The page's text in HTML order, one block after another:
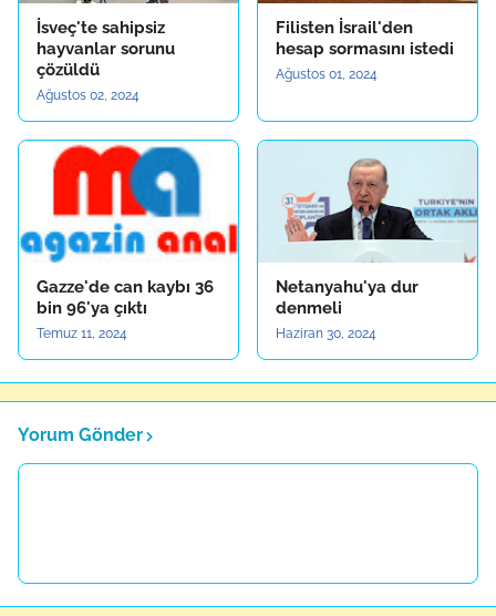
İsveç'te sahipsiz
hayvanlar sorunu
çözüldü
Ağustos 02, 2024
Filisten İsrail'den
hesap sormasını istedi
Ağustos 01, 2024
Gazze'de can kaybı 36
bin 96'ya çıktı
Temuz 11, 2024
Netanyahu'ya dur
denmeli
Haziran 30, 2024
Yorum Gönder